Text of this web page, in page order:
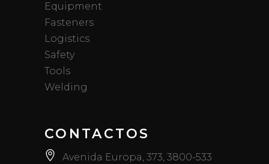
Equipment
Fasteners
Logistics
Safety
Tools
Welding
CONTACTOS
Avenida Europa, 373, 3800-533